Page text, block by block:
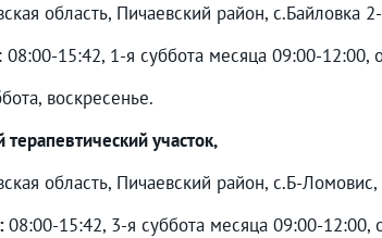
область, Пичаевский район, с.Байловка
15:42, 1-я суббота месяца 09:00-
воскресенье.
участок,
область, Пичаевский район, с.Б-
08:00-15:42, 3-я суббота месяца 09:00-